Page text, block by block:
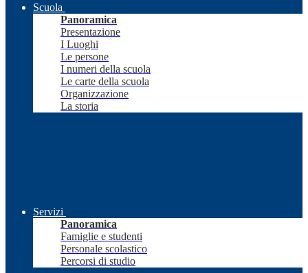
Scuola
Panoramica
Presentazione
I Luoghi
Le persone
I numeri della scuola
Le carte della scuola
Organizzazione
La storia
Servizi
Panoramica
Famiglie e studenti
Personale scolastico
Percorsi di studio